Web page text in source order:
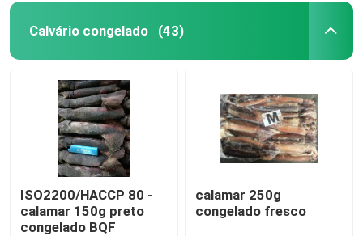
Calvário congelado (43)
ISO2200/HACCP 80 -
calamar 150g preto
congelado BQF
calamar 250g
congelado fresco